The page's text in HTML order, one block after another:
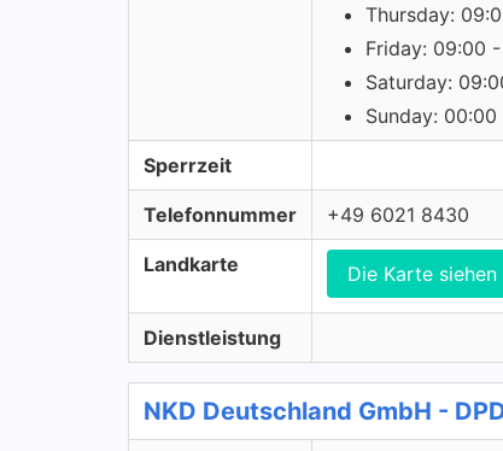
Thursday:
Friday: 09:00
Saturday:
Sunday:
Sperrzeit
Telefonnummer +49 6021 8430
Landkarte Die Karte siehen
Dienstleistung
NKD Deutschland GmbH -